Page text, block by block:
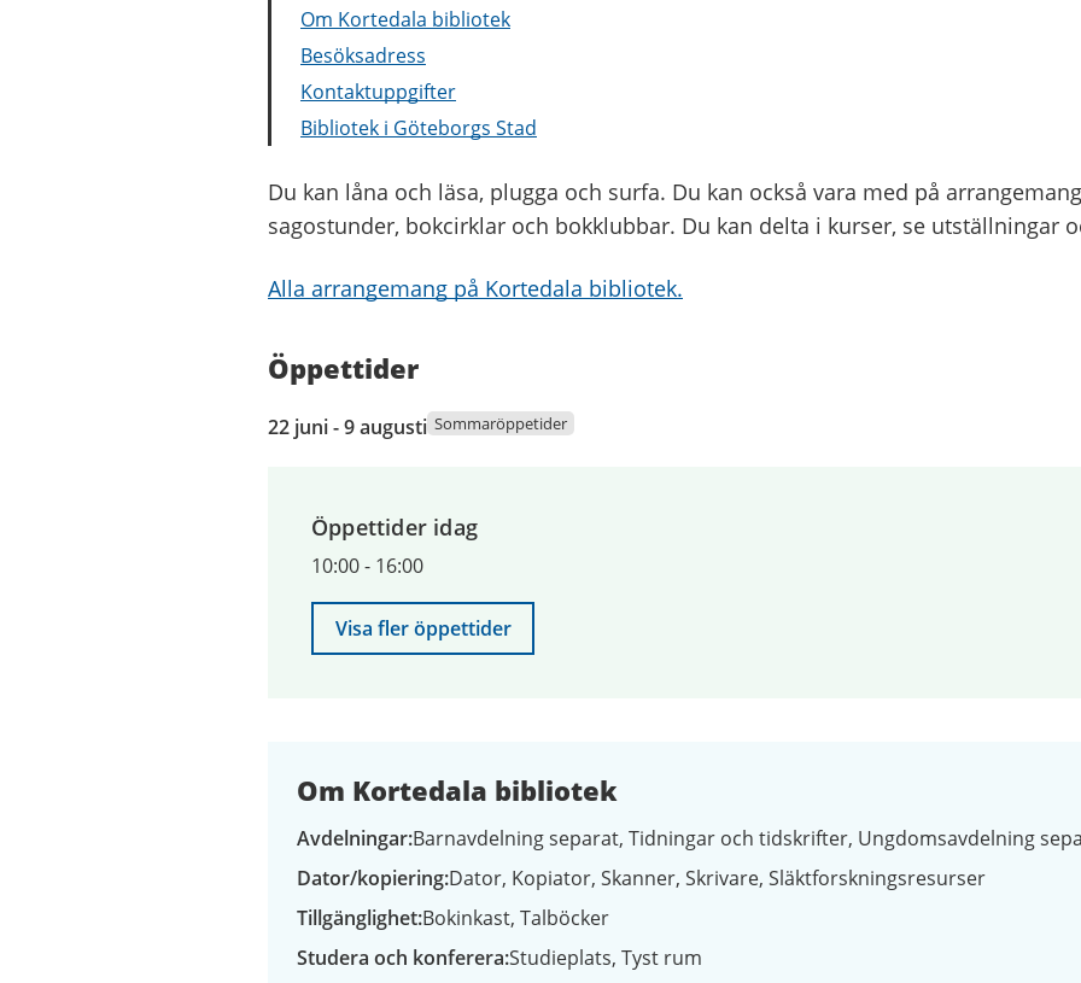
Om Kortedala bibliotek
Besöksadress
Kontaktuppgifter
Bibliotek i Göteborgs Stad
Du kan låna och läsa, plugga och surfa. Du kan också vara med på
sagostunder, bokcirklar och bokklubbar. Du kan delta i kurser, se utställningar
Alla arrangemang på Kortedala bibliotek.
Öppettider
22
juni
augusti
22 juni - 9 augusti Sommaröppetider
Öppettider idag
10:00- 16:00
Visa fler öppettider
Om Kortedala bibliotek
Avdelningar Barnavdelning separat Tidningar och tidskrifter Ungdomsavdelning
Dator/kopiering Dator Kopiator Skanner Skrivare Släktforskningsresurser
Tillgänglighet Bokinkast Talböcker
Studera och konferera Studieplats Tyst rum